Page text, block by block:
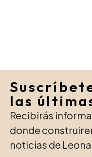
las
Recibirás
donde
noticias de